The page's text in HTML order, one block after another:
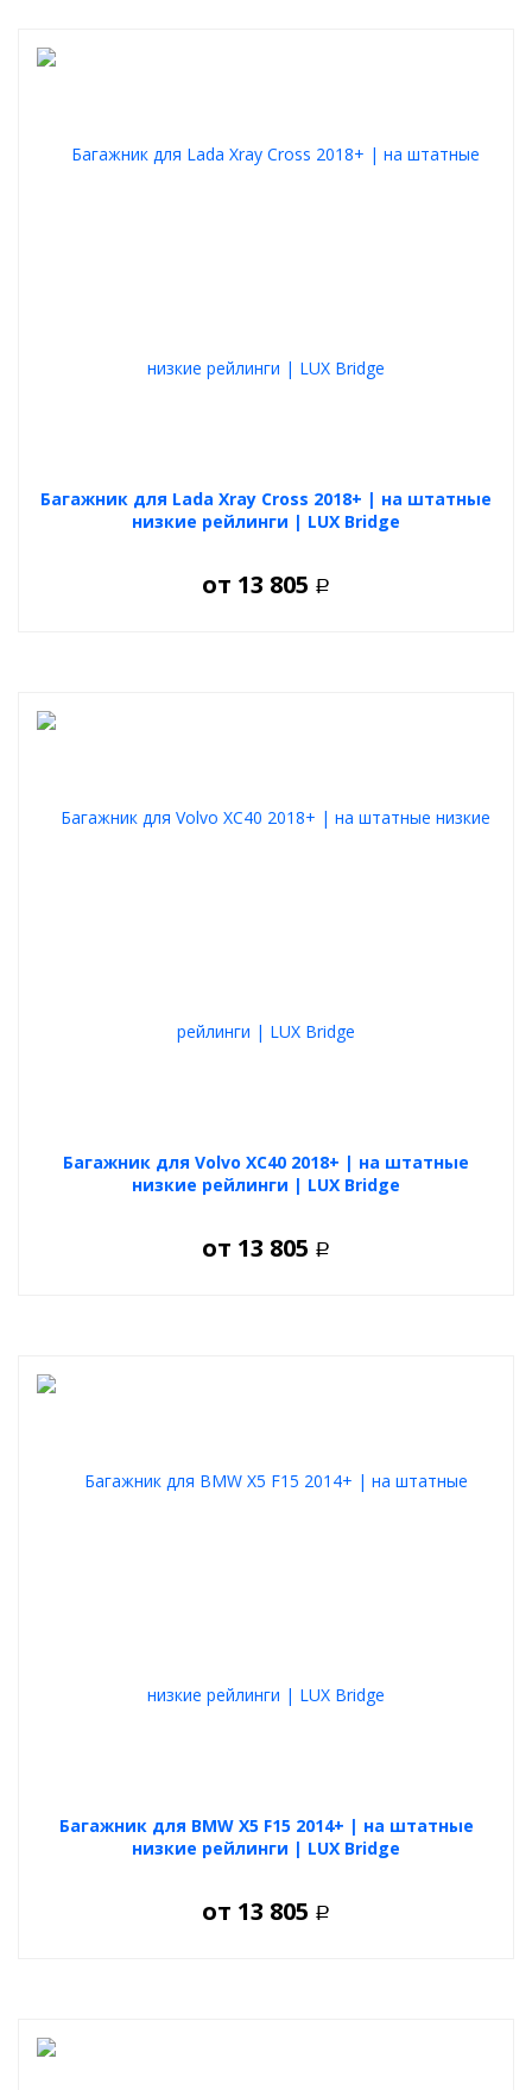
Багажник для Lada Xray Cross 2018+ | на штатные
низкие рейлинги | LUX Bridge
от 13 805 Р
Багажник для Volvo XC40 2018+ | на штатные
низкие рейлинги | LUX Bridge
от 13 805 Р
Багажник для BMW X5 F15 2014+ | на штатные
низкие рейлинги | LUX Bridge
от 13 805 Р